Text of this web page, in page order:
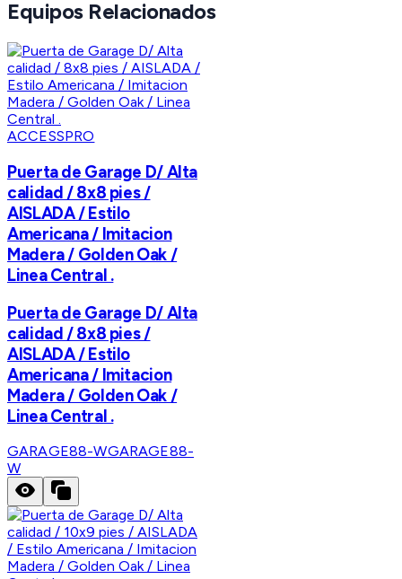
Equipos Relacionados
ACCESSPRO
Puerta de Garage D/ Alta
calidad / 8x8 pies /
AISLADA / Estilo
Americana / Imitacion
Madera / Golden Oak /
Linea Central .
Puerta de Garage D/ Alta
calidad / 8x8 pies /
AISLADA / Estilo
Americana / Imitacion
Madera / Golden Oak /
Linea Central .
GARAGE88-WGARAGE88-
W